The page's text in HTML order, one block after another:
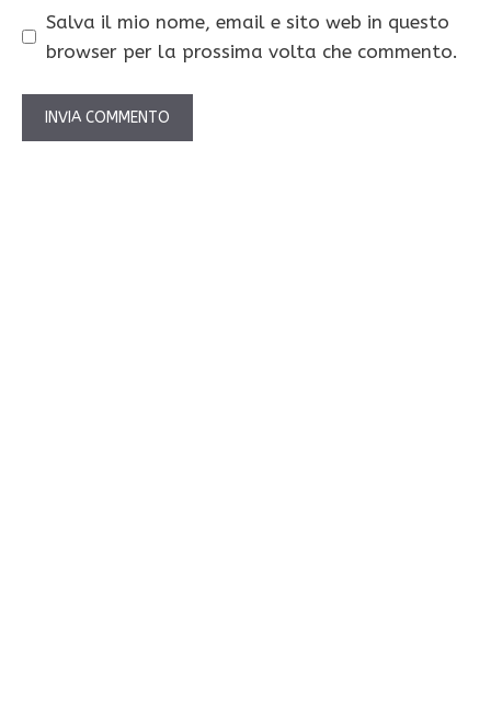
Salva il mio nome, email e sito web in questo
browser per la prossima volta che commento.